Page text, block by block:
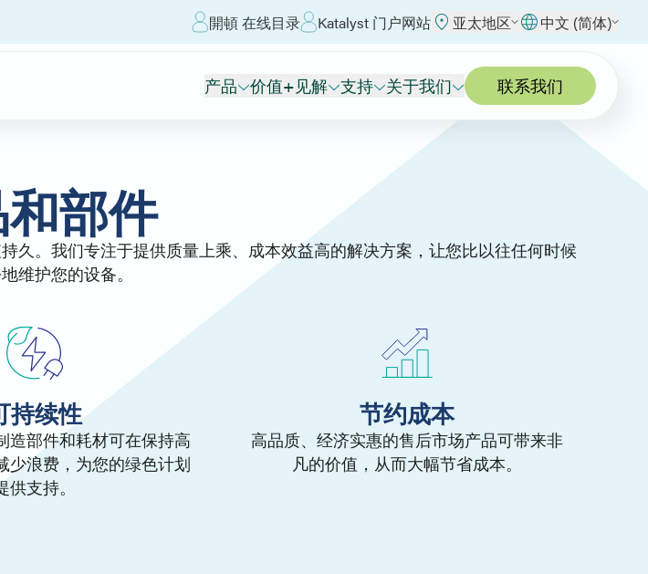
開頓 在线目录 Katalyst 门户网站 亚太地区 中文 (简体)
产品 价值+见解 支持 关于我们 联系我们
部件
久。我们专注于提供质量上乘、成本效益高的解决方案，让您比以往任何时候
维护您的设备。
持续性
造部件和耗材可在保持高
少浪费，为您的绿色计划
供支持。
节约成本
高品质、经济实惠的售后市场产品可带来非
凡的价值，从而大幅节省成本。